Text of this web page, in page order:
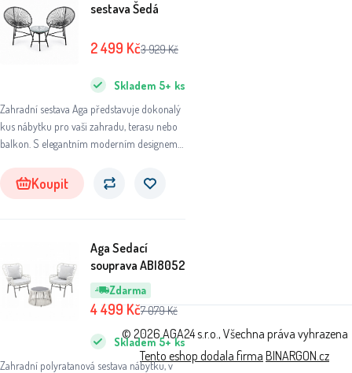
sestava Šedá
Zahradní sestava Aga představuje dokonalý
kus nábytku pro vaši zahradu, terasu nebo
balkon. S elegantním moderním designem
šmrnc a pohodlí.
Skladem 5+ ks
2 499 Kč3 929Kč
Koupit
Zdarma
Aga Sedací
souprava ABI8052
Zahradní polyratanová sestava nábytku, v
Skladem 5+ ks
4 499Kč7 079Kč
© 2026 AGA24 s.r.o., Všechna práva vyhrazena
Tento eshop dodala firma BINARGON.cz